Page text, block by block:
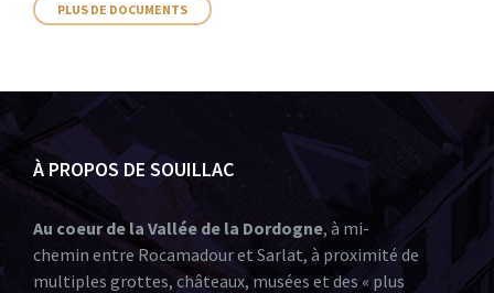
PLUS DE DOCUMENTS
À PROPOS DE SOUILLAC
Au coeur de la Vallée de la Dordogne, à mi-
chemin entre Rocamadour et Sarlat, à proximité de
multiples grottes, châteaux, musées et des « plus